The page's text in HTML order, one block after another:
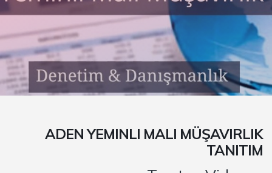
ADEN YEMINLI MALI MÜŞAVIRLIK
TANITIM